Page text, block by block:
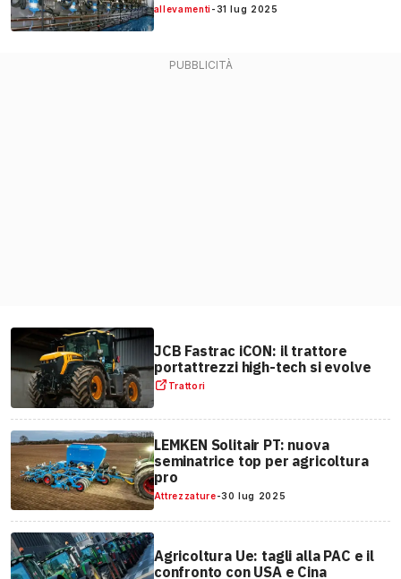
allevamenti -31 lug 2025
JCB Fastrac iCON: il trattore
portattrezzi high-tech si evolve
Trattori
LEMKEN Solitair PT: nuova
seminatrice top per agricoltura
pro
Attrezzature-30 lug 2025
Agricoltura Ue: tagli alla PAC e il
confronto con USA e Cina